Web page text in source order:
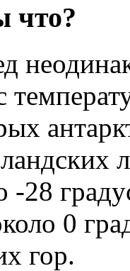
что?
-28
0
гор.